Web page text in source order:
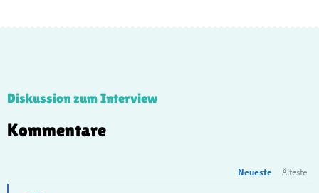
Diskussion zum Interview
Kommentare
Neueste Älteste